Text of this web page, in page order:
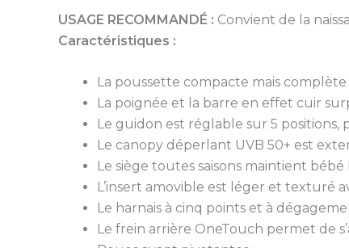
USAGE RECOMMANDÉ : Convient de la
Caractéristiques :
La poussette compacte mais
La poignée et la barre en effet cuir
Le guidon est réglable sur 5
Le canopy déperlant UVB 50+ est
Le siège toutes saisons maintient
L’insert amovible est léger et texturé
Le harnais à cinq points et à
Le frein arrière OneTouch permet de